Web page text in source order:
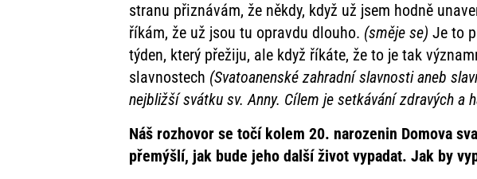
stranu přiznávám, že někdy, když už jsem hodně
říkám, že už jsou tu opravdu dlouho. (směje se) Je to
týden, který přežiju, ale když říkáte, že to je tak
slavnostech (Svatoanenské zahradní slavnosti aneb
nejbližší svátku sv. Anny. Cílem je setkávání zdravých a
Náš rozhovor se točí kolem 20. narozenin Domova
přemýšlí, jak bude jeho další život vypadat. Jak by